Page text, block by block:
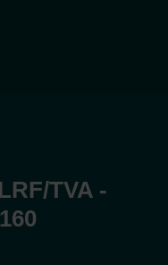
TVA -